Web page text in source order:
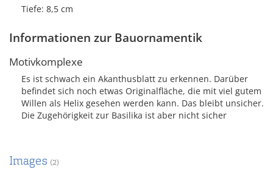
Tiefe: 8,5 cm
Informationen zur Bauornamentik
Motivkomplexe
Es ist schwach ein Akanthusblatt zu erkennen. Darüber
befindet sich noch etwas Originalfläche, die mit viel gutem
Willen als Helix gesehen werden kann. Das bleibt unsicher.
Die Zugehörigkeit zur Basilika ist aber nicht sicher
Images (2)